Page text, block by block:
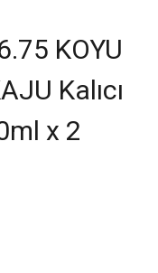
KOYU
Kalıcı
x 2